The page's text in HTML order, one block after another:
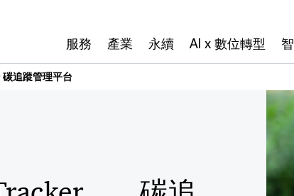
服務 產業 永續 AI x 數位轉型
追蹤管理平台